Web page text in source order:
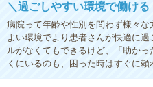
＼過ごしやすい環境で働け
病院って年齢や性別を問わず様々
よい環境でより患者さんが快適に
ルがなくてもできるけど、「助か
くにいるのも、困った時はすぐに頼